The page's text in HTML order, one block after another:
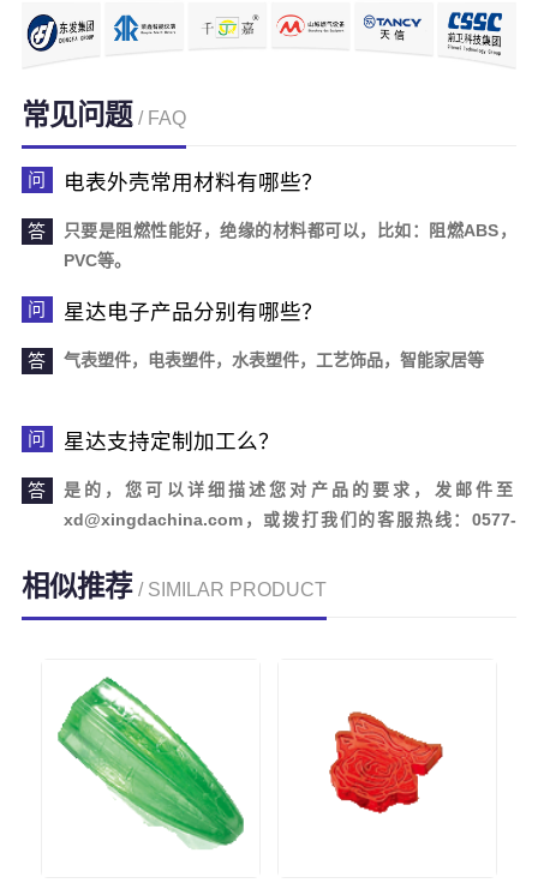
常见问题 / FAQ
电表外壳常用材料有哪些？
只要是阻燃性能好，绝缘的材料都可以，比如：阻燃ABS，
PVC等。
星达电子产品分别有哪些？
气表塑件，电表塑件，水表塑件，工艺饰品，智能家居等
星达支持定制加工么？
是的，您可以详细描述您对产品的要求，发邮件至
xd@xingdachina.com，或拨打我们的客服热线：0577-
相似推荐 / SIMILAR PRODUCT